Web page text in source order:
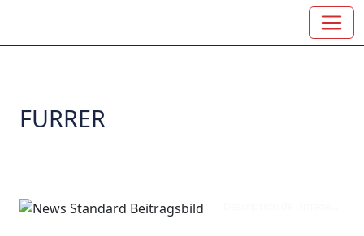
FURRER